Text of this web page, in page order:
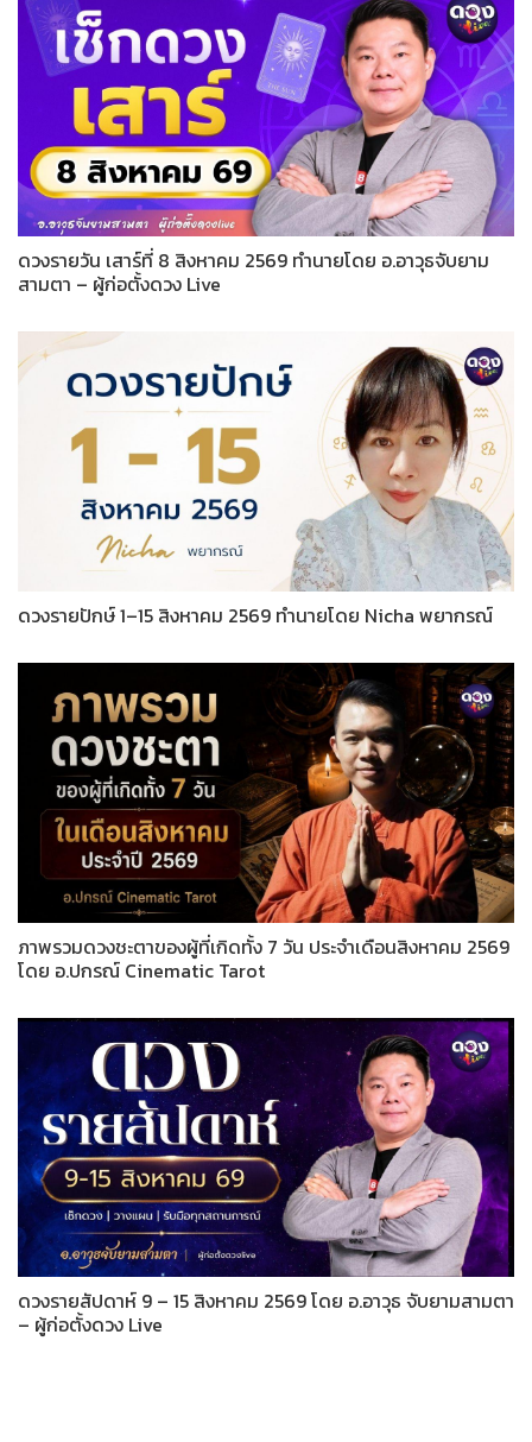
ดวงรายวัน เสาร์ที่ 8 สิงหาคม 2569 ทำนายโดย อ.อาวุธจับยาม
สามตา – ผู้ก่อตั้งดวง Live
ดวงรายปักษ์ 1–15 สิงหาคม 2569 ทำนายโดย Nicha พยากรณ์
ภาพรวมดวงชะตาของผู้ที่เกิดทั้ง 7 วัน ประจำเดือนสิงหาคม 2569
โดย อ.ปกรณ์ Cinematic Tarot
ดวงรายสัปดาห์ 9 – 15 สิงหาคม 2569 โดย อ.อาวุธ จับยามสามตา
– ผู้ก่อตั้งดวง Live